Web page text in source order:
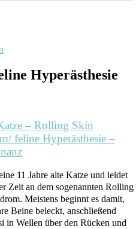
Hyperästhesie
– Rolling Skin
feline Hyperästhesie –
11 Jahre alte Katze und leidet
Zeit an dem sogenannten Rolling
Meistens beginnt es damit,
Beine beleckt, anschließend
in Wellen über den Rücken und